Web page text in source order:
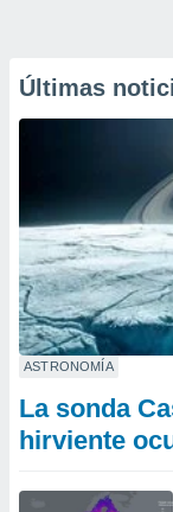
Últimas
ASTRONOMÍA
La sonda
hirviente